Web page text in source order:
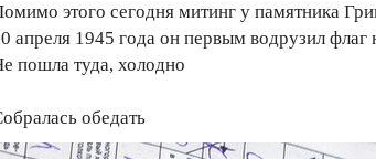
этого сегодня митинг у памятника
апреля 1945 года он первым водрузил флаг
пошла туда, холодно
обедать